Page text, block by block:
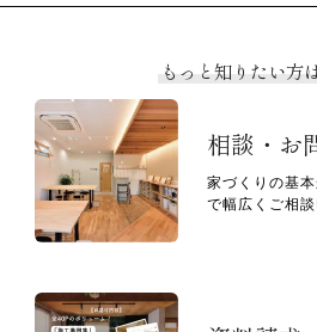
もっと知りたい方
相談・お
家づくりの基
で幅広くご相談